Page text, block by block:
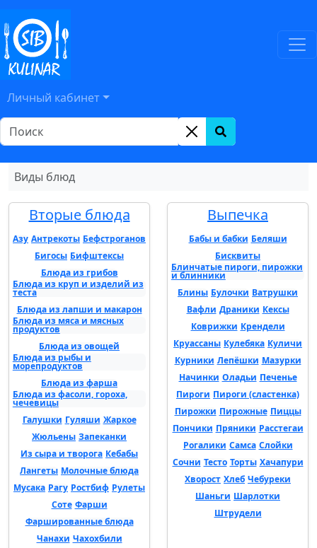
Личный кабинет
Виды блюд
Вторые блюда
Азу Антрекоты Бефстроганов
Бигосы Бифштексы
Блюда из грибов
Блюда из круп и изделий из
теста
Блюда из лапши и макарон
Блюда из мяса и мясных
продуктов
Блюда из овощей
Блюда из рыбы и
морепродуктов
Блюда из фарша
Блюда из фасоли, гороха,
чечевицы
Галушки Гуляши Жаркое
Жюльены Запеканки
Из сыра и творога Кебабы
Лангеты Молочные блюда
Мусака Рагу Ростбиф Рулеты
Соте Фарши
Фаршированные блюда
Чанахи Чахохбили
Выпечка
Бабы и бабки Беляши
Бисквиты
Блинчатые пироги, пирожки
и блинники
Блины Булочки Ватрушки
Вафли Драники Кексы
Коврижки Крендели
Круассаны Кулебяка Куличи
Курники Лепёшки Мазурки
Начинки Оладьи Печенье
Пироги Пироги (сластенка)
Пирожки Пирожные Пиццы
Пончики Пряники Расстегаи
Рогалики Самса Слойки
Сочни Тесто Торты Хачапури
Хворост Хлеб Чебуреки
Шаньги Шарлотки
Штрудели